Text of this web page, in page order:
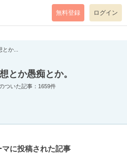
code=0 mode=return level=notice
無料登録 ログイン
か...
とか愚痴とか。
ついた記事：1659件
マに投稿された記事